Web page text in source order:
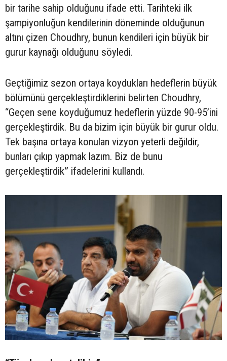
bir tarihe sahip olduğunu ifade etti. Tarihteki ilk
şampiyonluğun kendilerinin döneminde olduğunun
altını çizen Choudhry, bunun kendileri için büyük bir
gurur kaynağı olduğunu söyledi.
Geçtiğimiz sezon ortaya koydukları hedeflerin büyük
bölümünü gerçekleştirdiklerini belirten Choudhry,
“Geçen sene koyduğumuz hedeflerin yüzde 90-95’ini
gerçekleştirdik. Bu da bizim için büyük bir gurur oldu.
Tek başına ortaya konulan vizyon yeterli değildir,
bunları çıkıp yapmak lazım. Biz de bunu
gerçekleştirdik” ifadelerini kullandı.